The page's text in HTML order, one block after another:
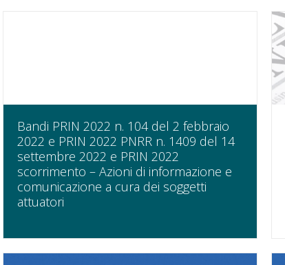
Bandi PRIN 2022 n. 104 del 2 febbraio
2022 e PRIN 2022 PNRR n. 1409 del 14
settembre 2022 e PRIN 2022
scorrimento – Azioni di informazione e
comunicazione a cura dei soggetti
attuatori